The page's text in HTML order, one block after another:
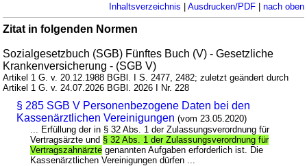
Inhaltsverzeichnis | Ausdrucken/PDF| nach oben
Zitat in folgenden Normen
Sozialgesetzbuch (SGB) Fünftes Buch (V) - Gesetzliche
Krankenversicherung - (SGB V)
Artikel 1 G. v. 20.12.1988 BGBl. I S. 2477, 2482; zuletzt geändert durch
Artikel 1 G. v. 24.07.2026 BGBl. 2026 I Nr. 228
§ 285 SGB V Personenbezogene Daten bei den
Kassenärztlichen Vereinigungen (vom 23.05.2020)
... Erfüllung der in § 32 Abs. 1 der Zulassungsverordnung für
Vertragsärzte und § 32 Abs. 1 der Zulassungsverordnung für
Vertragszahnärzte genannten Aufgaben erforderlich ist. Die
Kassenärztlichen Vereinigungen dürfen ...